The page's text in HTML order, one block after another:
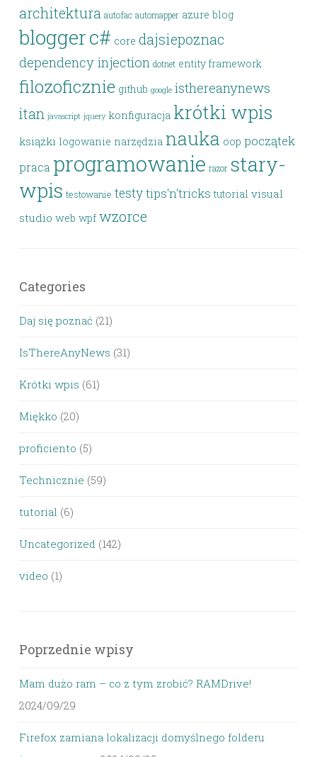
architektura autofac automapper azure blog
bloggerc# core dajsiepoznac
dependency injection dotnet entity framework
filozoficznie github google isthereanynews
itan javascript jquery konfiguracja krótki wpis
książki logowanie narzędzia nauka oop początek
praca programowanie razor stary-
wpis testowanie testytips'n'tricks tutorial visual
studio web wpf wzorce
Categories
Daj się poznać (21)
IsThereAnyNews (31)
Krótki wpis (61)
Miękko (20)
proficiento (5)
Technicznie (59)
tutorial (6)
Uncategorized (142)
video (1)
Poprzednie wpisy
Mam dużo ram – co z tym zrobić? RAMDrive!
2024/09/29
Firefox zamiana lokalizacji domyślnego folderu